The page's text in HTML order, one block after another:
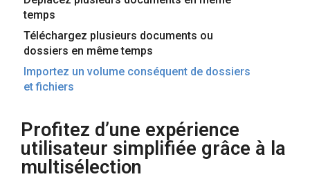
temps
Téléchargez plusieurs documents ou
dossiers en même temps
Importez un volume conséquent de dossiers
et fichiers
Profitez d’une expérience
utilisateur simplifiée grâce à la
multisélection